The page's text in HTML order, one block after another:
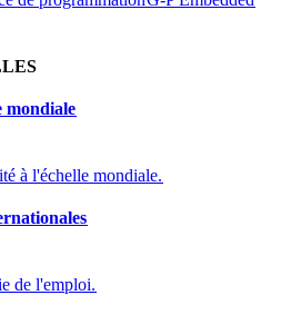
mondiale​​
à l'échelle mondiale.​​
de l'emploi.​​